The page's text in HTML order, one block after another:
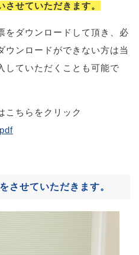
させていただきます。
をダウンロードして頂き、必
ウンロードができない方は当
していただくことも可能で
はこちらをクリック
させていただきます。